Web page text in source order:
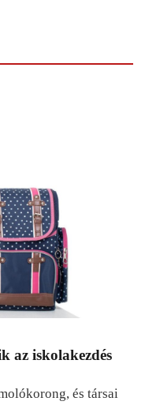
az iskolakezdés
és társai